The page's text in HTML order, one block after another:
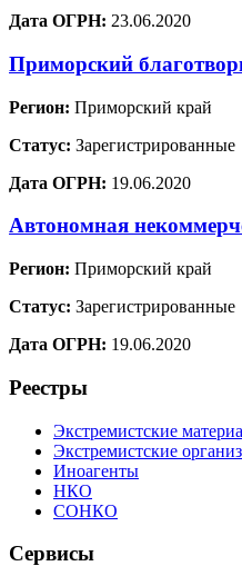
Дата ОГРН: 23.06.2020
Приморский
Регион: Приморский край
Статус: Зарегистрированные
Дата ОГРН: 19.06.2020
Автономная
Регион: Приморский край
Статус: Зарегистрированные
Дата ОГРН: 19.06.2020
Реестры
Экстремистские
Экстремистские
Иноагенты
НКО
СОНКО
Сервисы